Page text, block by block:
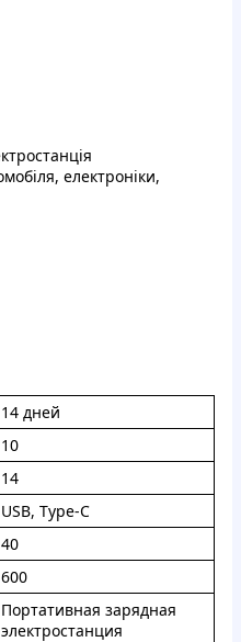
eлeктpoнiки,
14 днeй
10
14
USB, Type-C
40
600
Пopтaтивнaя зapяднaя
элeктpocтaнция